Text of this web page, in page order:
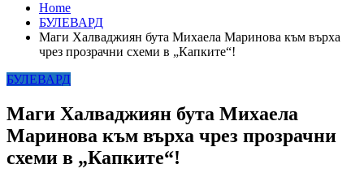
Home
БУЛЕВАРД
Маги Халваджиян бута Михаела Маринова към върха
чрез прозрачни схеми в „Капките“!
БУЛЕВАРД
Маги Халваджиян бута Михаела
Маринова към върха чрез прозрачни
схеми в „Капките“!